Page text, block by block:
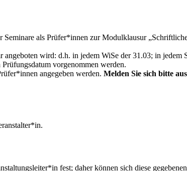
als Prüfer*innen zur Modulklausur
angeboten wird: d.h. in jedem WiSe der 31.03; in jedem
vorgenommen werden.
angegeben werden. Melden Sie sich bitte
fest; daher können sich diese